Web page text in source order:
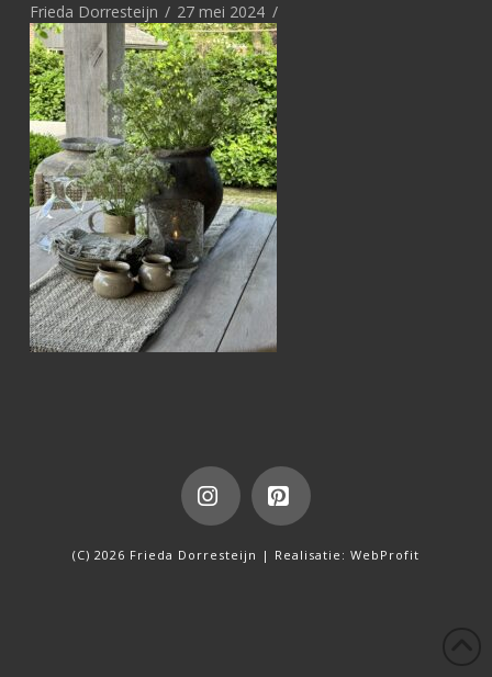
Frieda Dorresteijn 27 mei 2024
InstagramPinterest
(C) 2026 Frieda Dorresteijn | Realisatie: WebProfit